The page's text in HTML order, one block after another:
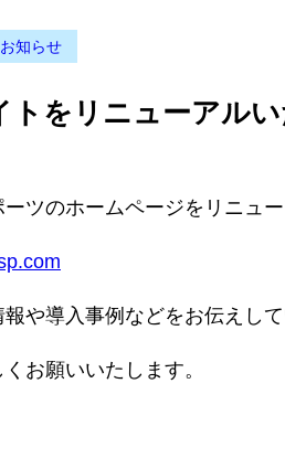
お知らせ
トをリニューアルい
ツのホームページをリニュー
や導入事例などをお伝えして
お願いいたします。